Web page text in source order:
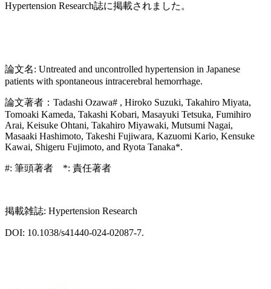
Hypertension Research誌に掲載されました。
論文名: Untreated and uncontrolled hypertension in Japanese
patients with spontaneous intracerebral hemorrhage.
論文著者：Tadashi Ozawa# , Hiroko Suzuki, Takahiro Miyata,
Tomoaki Kameda, Takashi Kobari, Masayuki Tetsuka, Fumihiro
Arai, Keisuke Ohtani, Takahiro Miyawaki, Mutsumi Nagai,
Masaaki Hashimoto, Takeshi Fujiwara, Kazuomi Kario, Kensuke
Kawai, Shigeru Fujimoto, and Ryota Tanaka*.
#: 筆頭著者 *: 責任著者
掲載雑誌: Hypertension Research
DOI: 10.1038/s41440-024-02087-7.